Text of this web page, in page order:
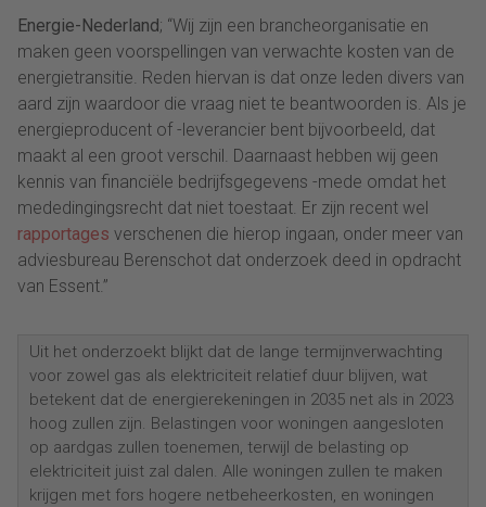
Energie-Nederland; “Wij zijn een brancheorganisatie en
maken geen voorspellingen van verwachte kosten van de
energietransitie. Reden hiervan is dat onze leden divers van
aard zijn waardoor die vraag niet te beantwoorden is. Als je
energieproducent of -leverancier bent bijvoorbeeld, dat
maakt al een groot verschil. Daarnaast hebben wij geen
kennis van financiële bedrijfsgegevens -mede omdat het
mededingingsrecht dat niet toestaat. Er zijn recent wel
rapportages verschenen die hierop ingaan, onder meer van
adviesbureau Berenschot dat onderzoek deed in opdracht
van Essent.”
Uit het onderzoekt blijkt dat de lange termijnverwachting
voor zowel gas als elektriciteit relatief duur blijven, wat
betekent dat de energierekeningen in 2035 net als in 2023
hoog zullen zijn. Belastingen voor woningen aangesloten
op aardgas zullen toenemen, terwijl de belasting op
elektriciteit juist zal dalen. Alle woningen zullen te maken
krijgen met fors hogere netbeheerkosten, en woningen